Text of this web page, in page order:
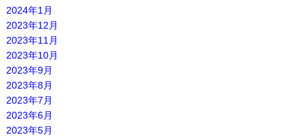
2024年1月
2023年12月
2023年11月
2023年10月
2023年9月
2023年8月
2023年7月
2023年6月
2023年5月